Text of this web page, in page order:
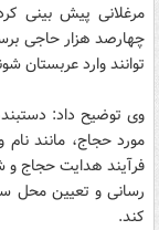
مرغلانی پیش بینی
چهارصد هزار حاجی
توانند وارد عربستان
وی توضیح داد:
مورد حجاج، مانند
فرآیند هدایت حجاج و
رسانی و تعیین محل
کند.